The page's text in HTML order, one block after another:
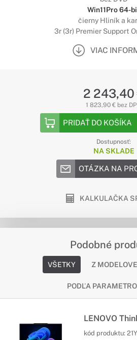
Win11Pro 64-
čierny Hliník a
3r (3r) Premier Support
VIAC
2 243,40
1 823,90 € bez
PRIDAŤ DO KOŠÍKA
Dostupnosť:
NA SKLADE
OTÁZKA NA
KALKULAČKA
Podobné
VŠETKY Z
PODĽA
LENOVO
kód produktu: